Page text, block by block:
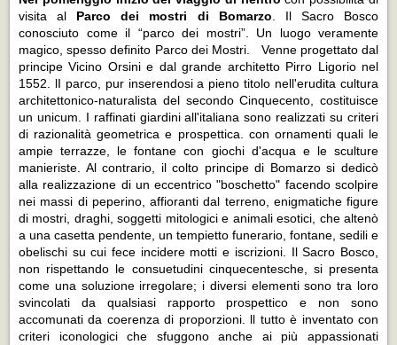
visita al Parco dei mostri di Bomarzo . Il Sacro Bosco
conosciuto come il “parco dei mostri”. Un luogo veramente
magico, spesso definito Parco dei Mostri. Venne progettato dal
principe Vicino Orsini e dal grande architetto Pirro Ligorio nel
1552. lI parco, pur inserendosi a pieno titolo nell'erudita cultura
architettonico-naturalista del secondo Cinquecento, costituisce
un unicum. I raffinati giardini all'italiana sono realizzati su criteri
di razionalità geometrica e prospettica. con ornamenti quali le
ampie terrazze, le fontane con giochi d'acqua e le sculture
manieriste. Al contrario, il colto principe di Bomarzo si dedicò
alla realizzazione di un eccentrico "boschetto" facendo scolpire
nei massi di peperino, affioranti dal terreno, enigmatiche figure
di mostri, draghi, soggetti mitologici e animali esotici, che altenò
a una casetta pendente, un tempietto funerario, fontane, sedili e
obelischi su cui fece incidere motti e iscrizioni. Il Sacro Bosco,
non rispettando le consuetudini cinquecentesche, si presenta
come una soluzione irregolare; i diversi elementi sono tra loro
svincolati da qualsiasi rapporto prospettico e non sono
accomunati da coerenza di proporzioni. ll tutto è inventato con
criteri iconologici che sfuggono anche ai più appassionati